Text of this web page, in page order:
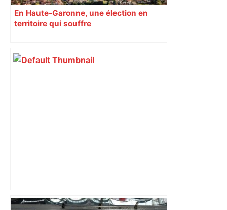
En Haute-Garonne, une élection en
territoire qui souffre